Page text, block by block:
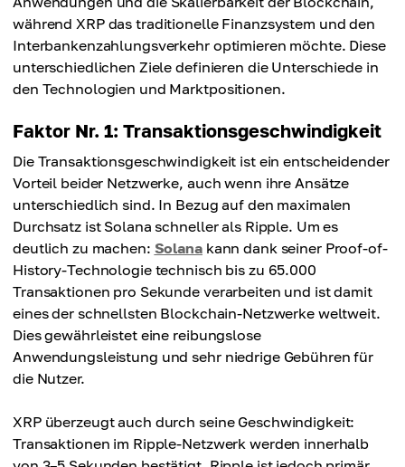
während XRP das traditionelle Finanzsystem und den
Interbankenzahlungsverkehr optimieren möchte. Diese
unterschiedlichen Ziele definieren die Unterschiede in
den Technologien und Marktpositionen.
Faktor Nr. 1: Transaktionsgeschwindigkeit
Die Transaktionsgeschwindigkeit ist ein entscheidender
Vorteil beider Netzwerke, auch wenn ihre Ansätze
unterschiedlich sind. In Bezug auf den maximalen
Durchsatz ist Solana schneller als Ripple. Um es
deutlich zu machen: Solanakann dank seiner Proof-of-
History-Technologie technisch bis zu 65.000
Transaktionen pro Sekunde verarbeiten und ist damit
eines der schnellsten Blockchain-Netzwerke weltweit.
Dies gewährleistet eine reibungslose
Anwendungsleistung und sehr niedrige Gebühren für
die Nutzer.
XRP überzeugt auch durch seine Geschwindigkeit:
Transaktionen im Ripple-Netzwerk werden innerhalb